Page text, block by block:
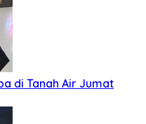
di Tanah Air Jumat